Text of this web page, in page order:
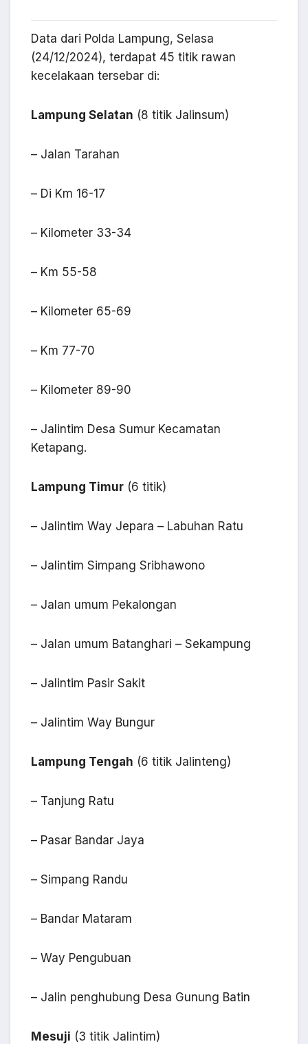
Data dari Polda Lampung, Selasa
(24/12/2024), terdapat 45 titik rawan
kecelakaan tersebar di:
Lampung Selatan (8 titik Jalinsum)
– Jalan Tarahan
– Di Km 16-17
– Kilometer 33-34
– Km 55-58
– Kilometer 65-69
– Km 77-70
– Kilometer 89-90
– Jalintim Desa Sumur Kecamatan
Ketapang.
Lampung Timur (6 titik)
– Jalintim Way Jepara – Labuhan Ratu
– Jalintim Simpang Sribhawono
– Jalan umum Pekalongan
– Jalan umum Batanghari – Sekampung
– Jalintim Pasir Sakit
– Jalintim Way Bungur
Lampung Tengah (6 titik Jalinteng)
– Tanjung Ratu
– Pasar Bandar Jaya
– Simpang Randu
– Bandar Mataram
– Way Pengubuan
– Jalin penghubung Desa Gunung Batin
Mesuji (3 titik Jalintim)